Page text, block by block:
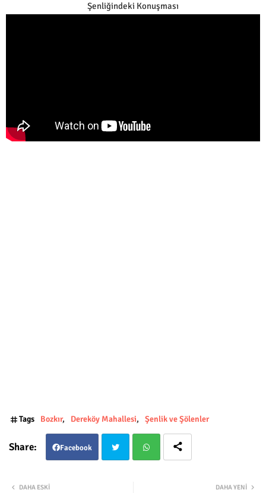
Şenliğindeki Konuşması
Tags Bozkır Dereköy Mahallesi Şenlik ve Şölenler
Facebook
DAHA YENI
DAHA ESKI